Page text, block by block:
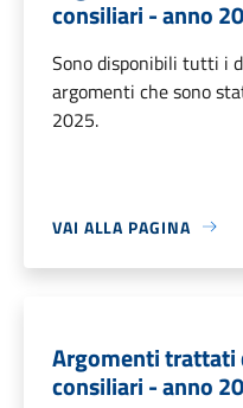
consiliari - anno
Sono disponibili tutti i
argomenti che sono
2025.
VAI ALLA PAGINA
Argomenti trattati
consiliari - anno